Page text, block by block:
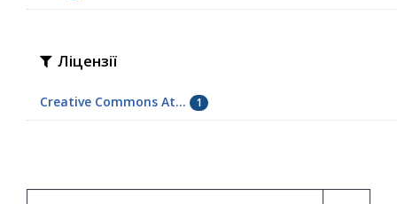
Ліцензії
Creative Commons At... 1